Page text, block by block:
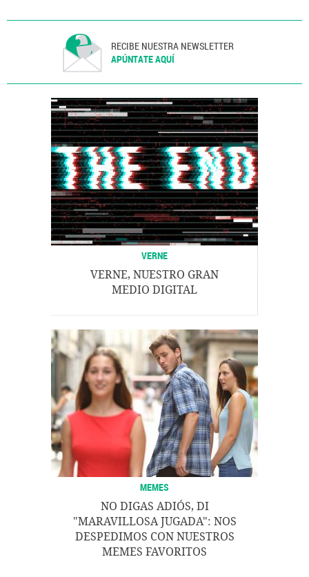
RECIBE NUESTRA NEWSLETTER
APÚNTATE AQUÍ
VERNE
VERNE, NUESTRO GRAN
MEDIO DIGITAL
MEMES
NO DIGAS ADIÓS, DI
"MARAVILLOSA JUGADA": NOS
DESPEDIMOS CON NUESTROS
MEMES FAVORITOS